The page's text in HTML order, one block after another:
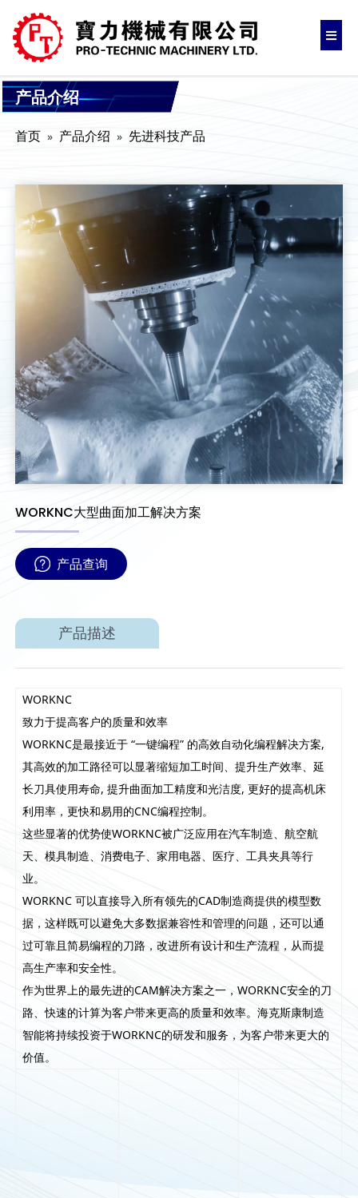
产品介绍
首页 产品介绍 先进科技产品
WORKNC大型曲面加工解决方案
产品查询
产品描述
WORKNC
致力于提高客户的质量和效率
WORKNC是最接近于 “一键编程” 的高效自动化编程解决方案,
其高效的加工路径可以显著缩短加工时间、提升生产效率、延
长刀具使用寿命, 提升曲面加工精度和光洁度, 更好的提高机床
利用率，更快和易用的CNC编程控制。
这些显著的优势使WORKNC被广泛应用在汽车制造、航空航
天、模具制造、消费电子、家用电器、医疗、工具夹具等行
业。
WORKNC 可以直接导入所有领先的CAD制造商提供的模型数
据，这样既可以避免大多数据兼容性和管理的问题，还可以通
过可靠且简易编程的刀路，改进所有设计和生产流程，从而提
高生产率和安全性。
作为世界上的最先进的CAM解决方案之一，WORKNC安全的刀
路、快速的计算为客户带来更高的质量和效率。海克斯康制造
智能将持续投资于WORKNC的研发和服务，为客户带来更大的
价值。